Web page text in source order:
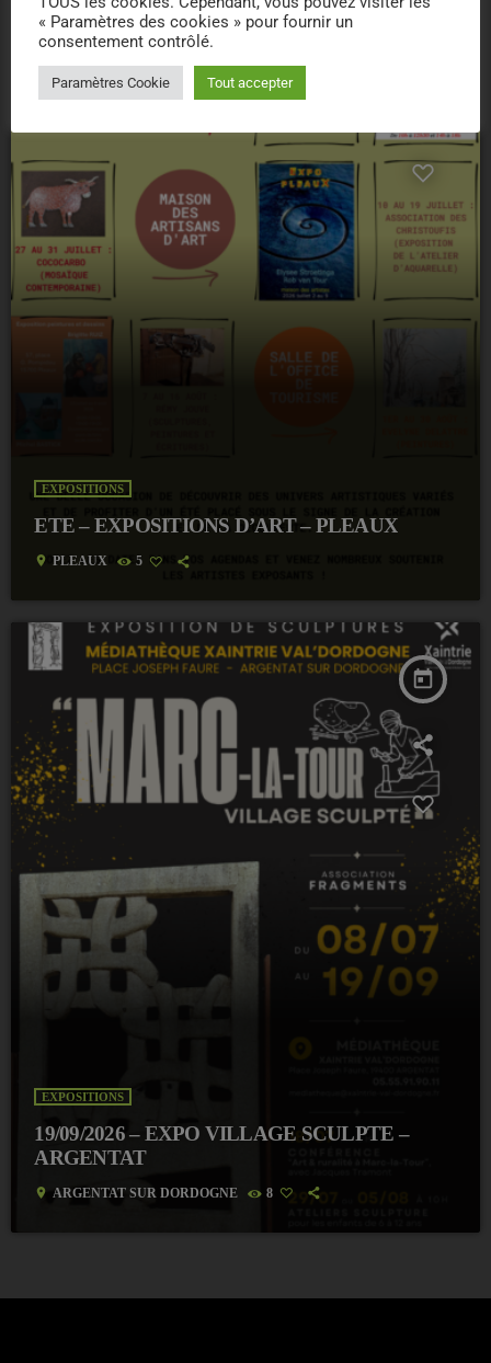
EXPOSITIONS
ETE – EXPOSITIONS D’ART – PLEAUX
location_on PLEAUX 5
today
EXPOSITIONS
19/09/2026 – EXPO VILLAGE SCULPTE –
ARGENTAT
location_on ARGENTAT SUR DORDOGNE 8
« Paramètres des cookies » pour fournir un
consentement contrôlé.
Paramètres Cookie Tout accepter